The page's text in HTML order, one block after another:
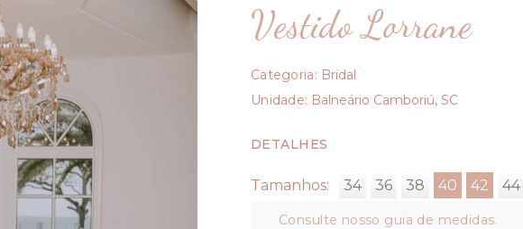
Vestido Lorrane
Categoria: Bridal
Unidade: Balneário Camboriú, SC
DETALHES
Tamanhos: 34 36 38 40 42 44
Consulte nosso guia de medidas.